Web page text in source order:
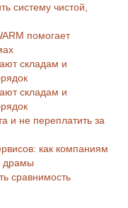
систему чистой,
помогает
складам и
складам и
и не переплатить за
как компаниям
драмы
сравнимость